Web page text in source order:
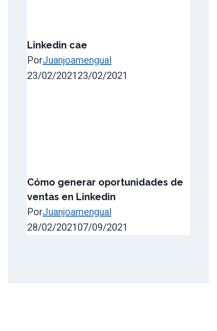
Linkedin cae
PorJuanjoamengual
23/02/2021 23/02/2021
Cómo generar oportunidades de
ventas en Linkedin
PorJuanjoamengual
28/02/2021 07/09/2021